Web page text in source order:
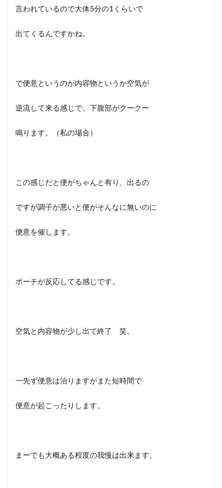
言われているので大体5分の1くらいで
出てくるんですかね。
で便意というのが内容物というか空気が
逆流して来る感じで、下腹部がクークー
鳴ります。（私の場合）
この感じだと便がちゃんと有り、出るの
ですが調子が悪いと便がそんなに無いのに
便意を催します。
ポーチが反応してる感じです。
空気と内容物が少し出て終了 笑。
一先ず便意は治りますがまた短時間で
便意が起こったりします。
まーでも大概ある程度の我慢は出来ます。